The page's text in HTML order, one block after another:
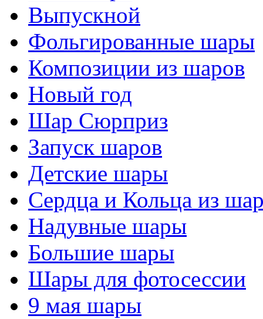
Выпускной
Фольгированные шары
Композиции из шаров
Новый год
Шар Сюрприз
Запуск шаров
Детские шары
Сердца и Кольца из
Надувные шары
Большие шары
Шары для фотосессии
9 мая шары